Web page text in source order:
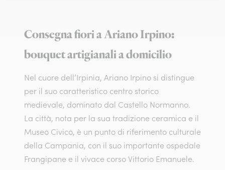
Consegna fiori a Ariano Irpino:
bouquet artigianali a domicilio
Nel cuore dell’Irpinia, Ariano Irpino si distingue
per il suo caratteristico centro storico
medievale, dominato dal Castello Normanno.
La città, nota per la sua tradizione ceramica e il
Museo Civico, è un punto di riferimento culturale
della Campania, con il suo importante ospedale
Frangipane e il vivace corso Vittorio Emanuele.